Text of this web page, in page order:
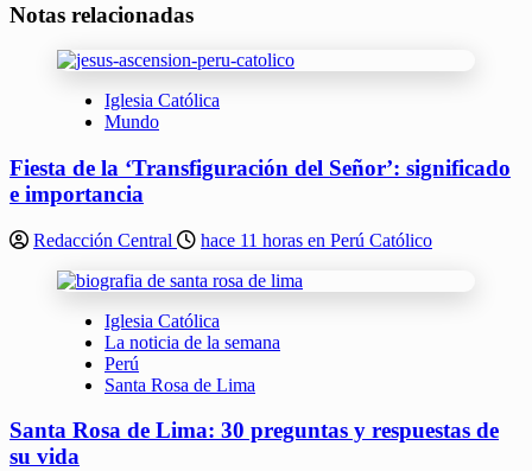
Notas relacionadas
Iglesia Católica
Mundo
Fiesta de la ‘Transfiguración del Señor’: significado
e importancia
Redacción Central hace 11 horas en Perú Católico
Iglesia Católica
La noticia de la semana
Perú
Santa Rosa de Lima
Santa Rosa de Lima: 30 preguntas y respuestas de
su vida